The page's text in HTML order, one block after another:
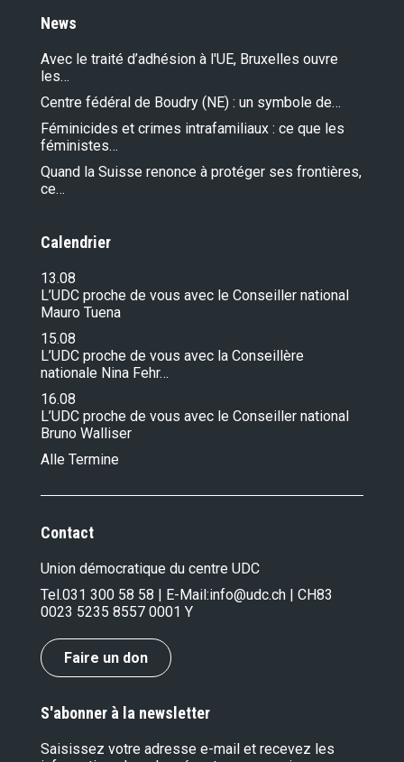
News
Avec le traité d’adhésion à l'UE, Bruxelles ouvre
les…
Centre fédéral de Boudry (NE) : un symbole de…
Féminicides et crimes intrafamiliaux : ce que les
féministes…
Quand la Suisse renonce à protéger ses frontières,
ce…
Calendrier
13.08
L’UDC proche de vous avec le Conseiller national
Mauro Tuena
15.08
L’UDC proche de vous avec la Conseillère
nationale Nina Fehr…
16.08
L’UDC proche de vous avec le Conseiller national
Bruno Walliser
Alle Termine
Contact
Union démocratique du centre UDC
Tel.031 300 58 58 | E-Mail:info@udc.ch | CH83
0023 5235 8557 0001 Y
Faire un don
S'abonner à la newsletter
Saisissez votre adresse e-mail et recevez les